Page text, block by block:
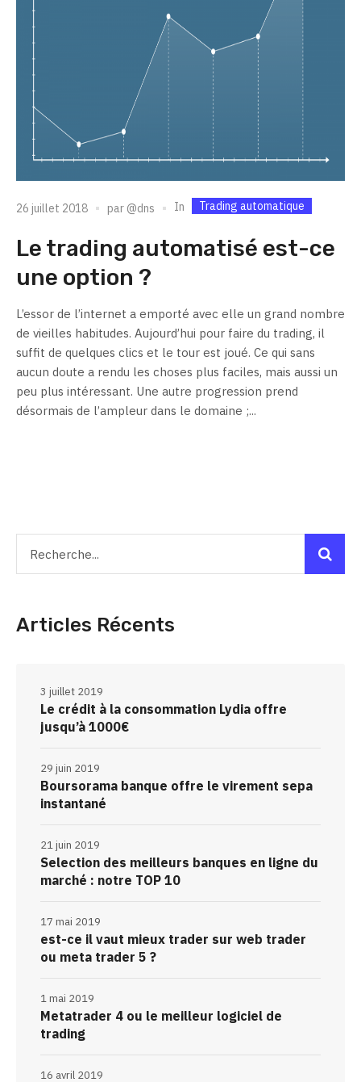
26 juillet 2018 par @dns In Trading automatique
Le trading automatisé est-ce
une option ?
L’essor de l’internet a emporté avec elle un grand nombre
de vieilles habitudes. Aujourd’hui pour faire du trading, il
suffit de quelques clics et le tour est joué. Ce qui sans
aucun doute a rendu les choses plus faciles, mais aussi un
peu plus intéressant. Une autre progression prend
désormais de l’ampleur dans le domaine ;...
Articles Récents
Le crédit à la consommation Lydia offre
jusqu’à 1000€
3 juillet 2019
Boursorama banque offre le virement sepa
instantané
29 juin 2019
Selection des meilleurs banques en ligne du
marché : notre TOP 10
21 juin 2019
est-ce il vaut mieux trader sur web trader
ou meta trader 5 ?
17 mai 2019
Metatrader 4 ou le meilleur logiciel de
trading
1 mai 2019
16 avril 2019